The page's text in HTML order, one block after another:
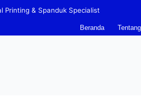
Printing & Spanduk Specialist
Beranda